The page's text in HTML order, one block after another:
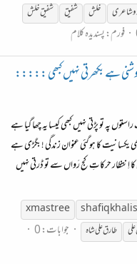
شاعری خلش شفیق
شفیق خلش
فورم:پسندیدہ کلام
ہے بکھرتی نہیں کبھی :::::
پہ تو پڑتی نہیں کبھی کیسا یہ چھا گیا ہے
یکسانیت کا ہوگئی عنوان زندگی ! بگڑی ہے
اِنتظار حرکاتِ کج رَواں سے تو ڈرتی نہیں
shafiq
xmas tree
علی طارقعلیشاہ
جوابات: 0